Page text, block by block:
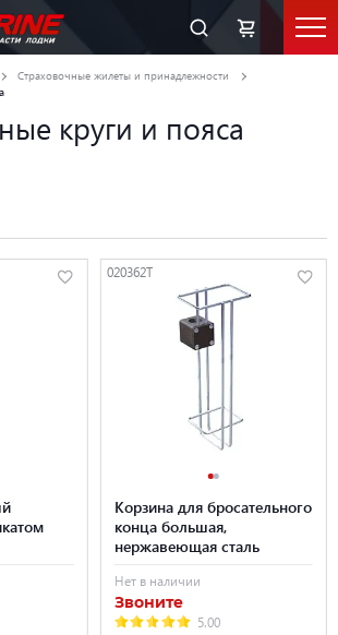
Страховочные жилеты и принадлежности
круги и пояса
020362T
Корзина для бросательного
конца большая,
нержавеющая сталь
Нет в наличии
Звоните
5.00